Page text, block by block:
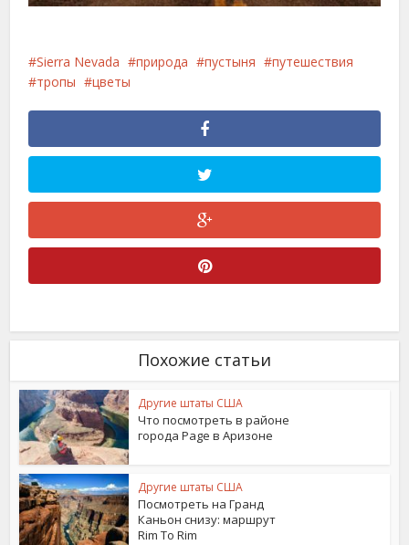
Sierra Nevada природа пустыня
путешествия
тропы
цветы
Похожие статьи
Другие штаты США
Что посмотреть в районе
города Page в Аризоне
Другие штаты США
Посмотреть на Гранд
Каньон снизу: маршрут
Rim To Rim